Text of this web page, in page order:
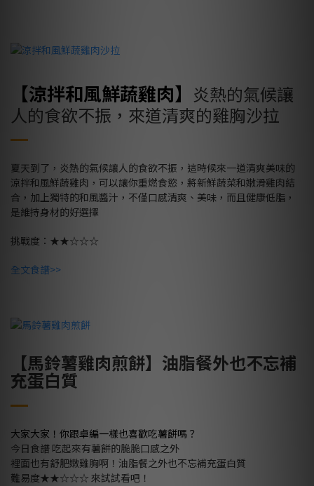
【涼拌和風鮮蔬雞肉】 炎熱的氣候讓
人的食欲不振，來道清爽的雞胸沙拉
夏天到了，炎熱的氣候讓人的食欲不振，這時候來一道清爽美味的
涼拌和風鮮蔬雞肉，可以讓你重燃食慾，將新鮮蔬菜和嫩滑雞肉結
合，加上獨特的和風醬汁，不僅口感清爽、美味，而且健康低脂，
是維持身材的好選擇
挑戰度：★★☆☆☆
全文食譜>>
【馬鈴薯雞肉煎餅】油脂餐外也不忘補
充蛋白質
大家大家！你跟卓編一樣也喜歡吃薯餅嗎？
今日食譜 吃起來有薯餅的脆脆口感之外
裡面也有舒肥嫩雞胸啊！油脂餐之外也不忘補充蛋白質
難易度★★☆☆☆ 來試試看吧！